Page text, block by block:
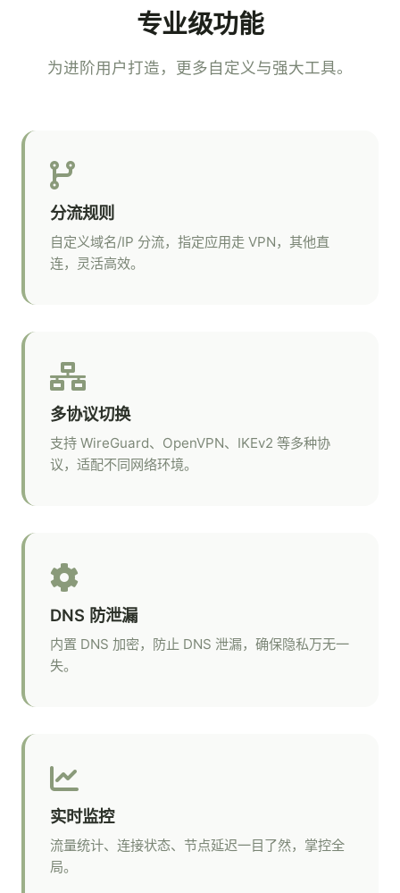
专业级功能
为进阶用户打造，更多自定义与强大工具。
分流规则
自定义域名/IP 分流，指定应用走 VPN，其他直
连，灵活高效。
多协议切换
支持 WireGuard、OpenVPN、IKEv2 等多种协
议，适配不同网络环境。
DNS 防泄漏
内置 DNS 加密，防止 DNS 泄漏，确保隐私万无一
失。
实时监控
流量统计、连接状态、节点延迟一目了然，掌控全
局。